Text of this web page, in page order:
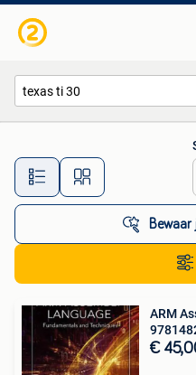
Alle
ARM
€